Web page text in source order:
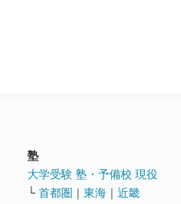
塾
大学受験 塾・予備校 現役
└ 首都圏 ｜ 東海 ｜ 近畿